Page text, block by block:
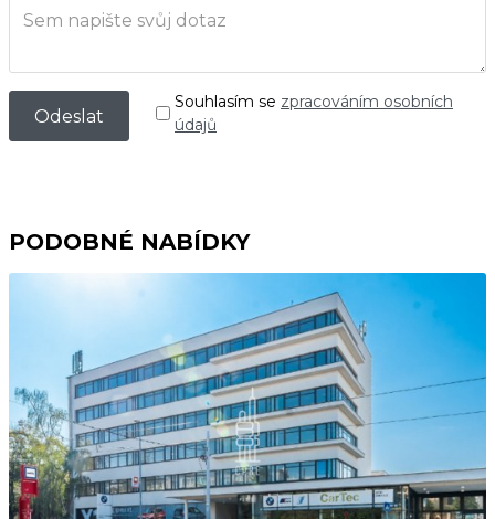
Souhlasím se zpracováním osobních
údajů
PODOBNÉ NABÍDKY